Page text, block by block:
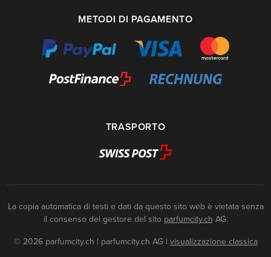
METODI DI PAGAMENTO
TRASPORTO
La copia automatica di testi e dati da questo sito web è vietata senza
il consenso del gestore del sito parfumcity.ch AG.
© 2026 parfumcity.ch | parfumcity.ch AG | visualizzazione classica